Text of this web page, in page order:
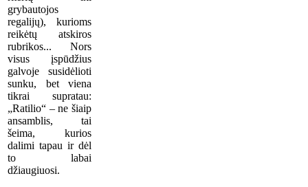
grybautojos
regalijų), kurioms
reikėtų atskiros
rubrikos... Nors
visus įspūdžius
galvoje susidėlioti
sunku, bet viena
tikrai supratau:
„Ratilio“ – ne šiaip
ansamblis, tai
šeima, kurios
dalimi tapau ir dėl
to labai
džiaugiuosi.